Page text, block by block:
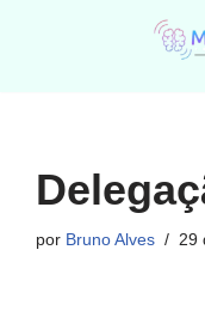
por Bruno Alves 29